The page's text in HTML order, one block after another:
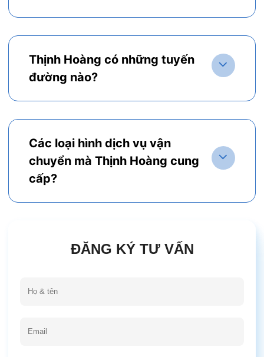
Thịnh Hoàng có những tuyến
đường nào?
Các loại hình dịch vụ vận
chuyển mà Thịnh Hoàng cung
cấp?
ĐĂNG KÝ TƯ VẤN